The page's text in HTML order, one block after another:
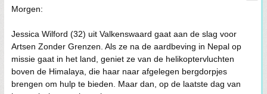
Morgen:
Jessica Wilford (32) uit Valkenswaard gaat aan de slag voor
Artsen Zonder Grenzen. Als ze na de aardbeving in Nepal op
missie gaat in het land, geniet ze van de helikoptervluchten
boven de Himalaya, die haar naar afgelegen bergdorpjes
brengen om hulp te bieden. Maar dan, op de laatste dag van